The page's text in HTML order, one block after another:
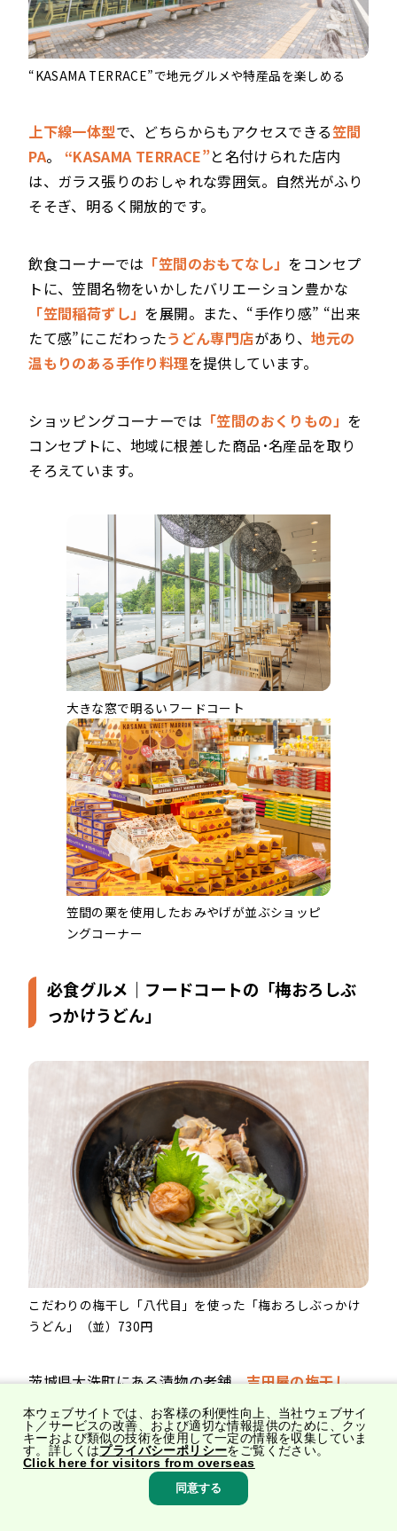
“KASAMA TERRACE”で地元グルメや特産品を楽しめる
上下線一体型で、どちらからもアクセスできる笠間
PA。 “KASAMA TERRACE”と名付けられた店内
は、ガラス張りのおしゃれな雰囲気。自然光がふり
そそぎ、明るく開放的です。
飲食コーナーでは 「笠間のおもてなし」 をコンセプ
トに、笠間名物をいかしたバリエーション豊かな
「笠間稲荷ずし」 を展開。また、“手作り感” “出来
たて感”にこだわったうどん専門店があり、地元の
温もりのある手作り料理を提供しています。
ショッピングコーナーでは 「笠間のおくりもの」 を
コンセプトに、地域に根差した商品･名産品を取り
そろえています。
大きな窓で明るいフードコート
笠間の栗を使用したおみやげが並ぶショッピ
ングコーナー
必食グルメ｜フードコートの「梅おろしぶ
っかけうどん」
こだわりの梅干し「八代目」を使った「梅おろしぶっかけ
うどん」（並）730円
茨城県大洗町にある漬物の老舗、吉田屋の梅干し
「八代目」 を使用した「梅おろしぶっかけうどん」
は、暑い季節にぴったりのさっぱり系うどんです。
大根おろしや大葉、かつお節を合わせることで、梅
本ウェブサイトでは、お客様の利便性向上、当社ウェブサイ
ト／サービスの改善、および適切な情報提供のために、クッ
キーおよび類似の技術を使用して一定の情報を収集していま
す。詳しくはプライバシーポリシーをご覧ください。
Click here for visitors from overseas
同意する